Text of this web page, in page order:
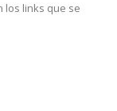
los links que se